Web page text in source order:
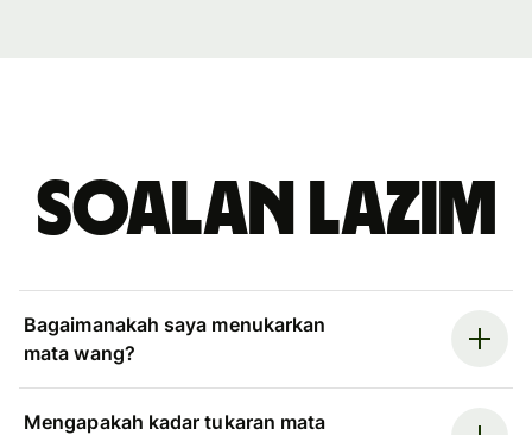
Soalan Lazim
Bagaimanakah saya menukarkan
mata wang?
Mengapakah kadar tukaran mata